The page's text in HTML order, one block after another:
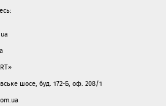
шосе, буд. 172-Б, оф. 208/1